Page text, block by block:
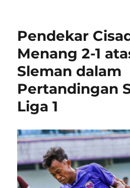
Pendekar
Menang 2-1
Sleman dalam
Pertandingan
Liga 1